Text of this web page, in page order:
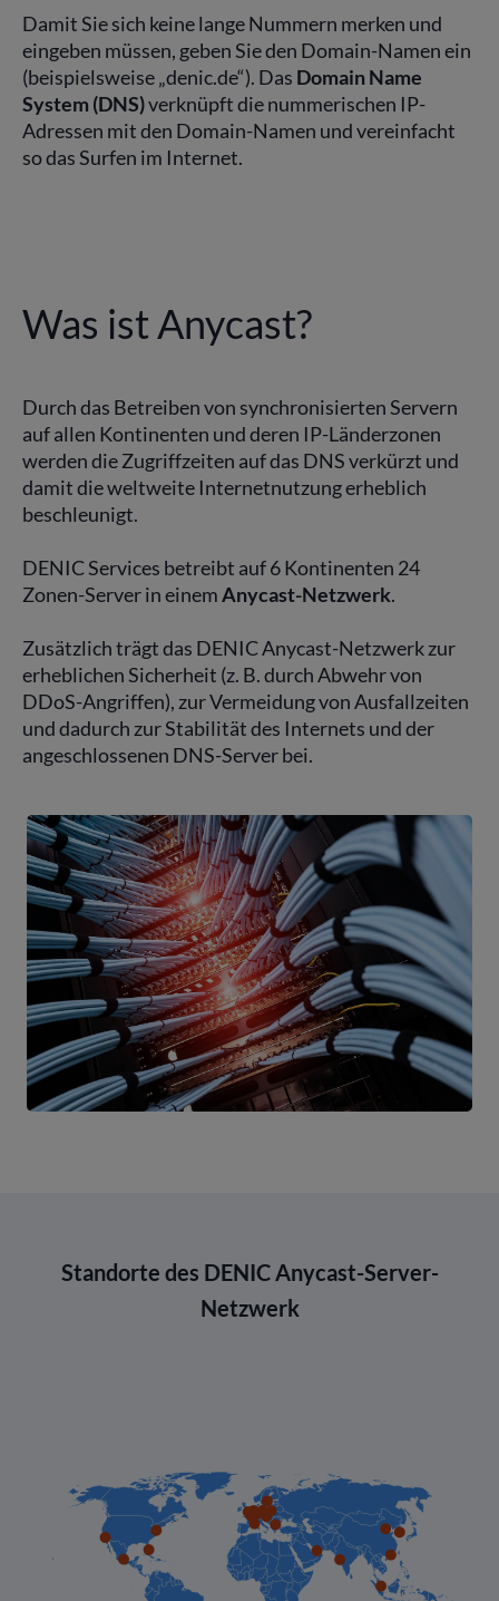
Damit Sie sich keine lange Nummern merken und
eingeben müssen, geben Sie den Domain-Namen ein
(beispielsweise „denic.de“). Das Domain Name
System (DNS)verknüpft die nummerischen IP-
Adressen mit den Domain-Namen und vereinfacht
so das Surfen im Internet.
Was ist Anycast?
Durch das Betreiben von synchronisierten Servern
auf allen Kontinenten und deren IP-Länderzonen
werden die Zugriffzeiten auf das DNS verkürzt und
damit die weltweite Internetnutzung erheblich
beschleunigt.
DENIC Services betreibt auf 6 Kontinenten 24
Zonen-Server in einemAnycast-Netzwerk.
Zusätzlich trägt das DENIC Anycast-Netzwerk zur
erheblichen Sicherheit (z. B. durch Abwehr von
DDoS-Angriffen), zur Vermeidung von Ausfallzeiten
und dadurch zur Stabilität des Internets und der
angeschlossenen DNS-Server bei.
Standorte des DENIC Anycast-Server-
Netzwerk